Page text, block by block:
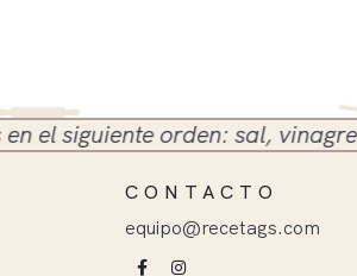
orden: sal, vinagre y
CONTACTO
equipo@recetags.com